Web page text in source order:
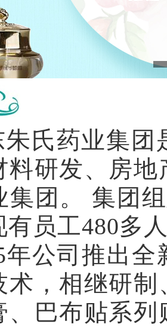
朱氏药业集
料研发、房
集团。 集团
有员工480多
年公司推出
术，相继研
、巴布贴系